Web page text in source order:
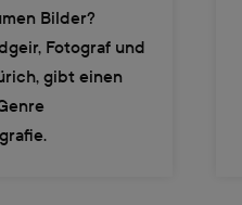
Bilder?
Fotograf und
gibt einen